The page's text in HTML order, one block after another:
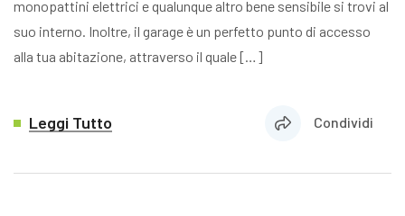
monopattini elettrici e qualunque altro bene sensibile si trovi al
suo interno. Inoltre, il garage è un perfetto punto di accesso
alla tua abitazione, attraverso il quale […]
Leggi Tutto Condividi